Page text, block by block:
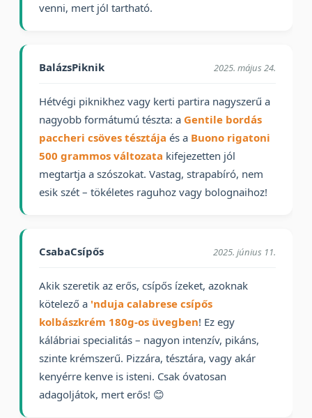
venni, mert jól tartható.
BalázsPiknik 2025. május 24.
Hétvégi piknikhez vagy kerti partira nagyszerű a
nagyobb formátumú tészta: a Gentile bordás
paccheri csöves tésztája és a Buono rigatoni
500 grammos változata kifejezetten jól
megtartja a szószokat. Vastag, strapabíró, nem
esik szét – tökéletes raguhoz vagy bolognaihoz!
CsabaCsípős 2025. június 11.
Akik szeretik az erős, csípős ízeket, azoknak
kötelező a 'nduja calabrese csípős
kolbászkrém 180g-os üvegben! Ez egy
kálábriai specialitás – nagyon intenzív, pikáns,
szinte krémszerű. Pizzára, tésztára, vagy akár
kenyérre kenve is isteni. Csak óvatosan
adagoljátok, mert erős! 😊